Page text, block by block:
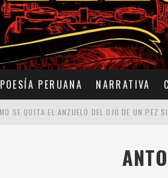
PERUANA NARRATIVA
MINÚSCULAS" (2025), DE ALONSO RABÍ